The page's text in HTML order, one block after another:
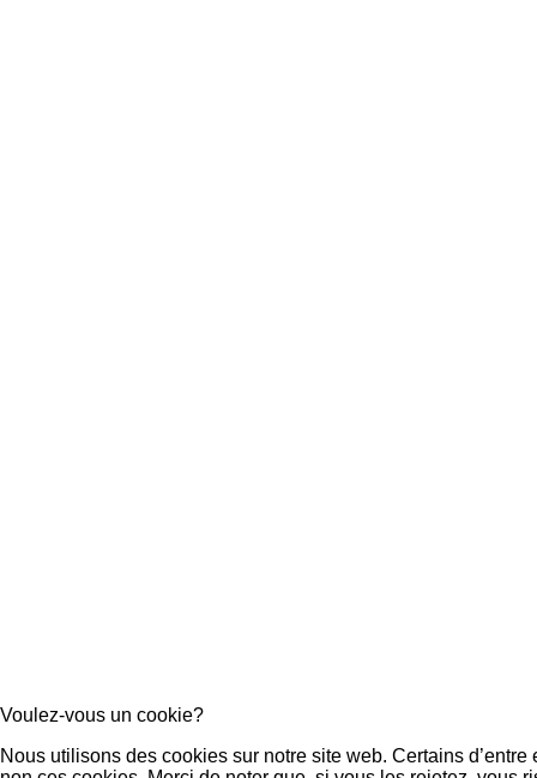
Voulez-vous un cookie?
Nous utilisons des cookies sur notre site web. Certains